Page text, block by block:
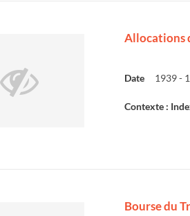
Allocations
Date 1939 -
Contexte :
Bourse du